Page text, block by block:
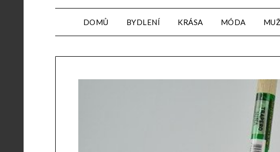
DOMŮ BYDLENÍ KRÁSA MÓDA